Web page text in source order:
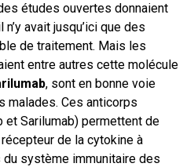
études ouvertes donnaient
avait jusqu’ici que des
de traitement. Mais les
entre autres cette molécule
, sont en bonne voie
malades. Ces anticorps
et Sarilumab) permettent de
récepteur de la cytokine à
du système immunitaire des